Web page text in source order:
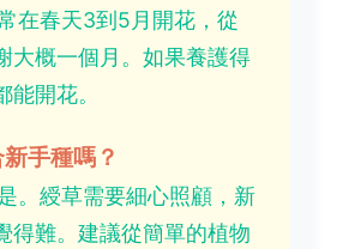
在春天3到5月開花，從
大概一個月。如果養護得
能開花。
手種嗎？
。綬草需要細心照顧，新
得難。建議從簡單的植物